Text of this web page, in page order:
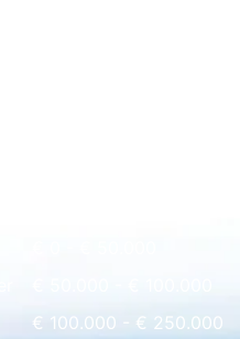
€ 100.000 - € 250.000